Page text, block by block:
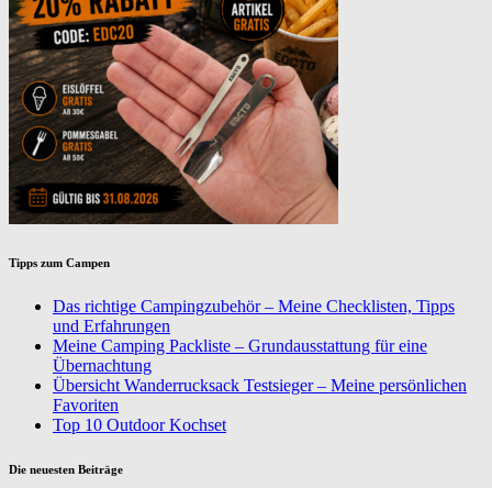
Tipps zum Campen
Das richtige Campingzubehör – Meine Checklisten, Tipps
und Erfahrungen
Meine Camping Packliste – Grundausstattung für eine
Übernachtung
Übersicht Wanderrucksack Testsieger – Meine persönlichen
Favoriten
Top 10 Outdoor Kochset
Die neuesten Beiträge